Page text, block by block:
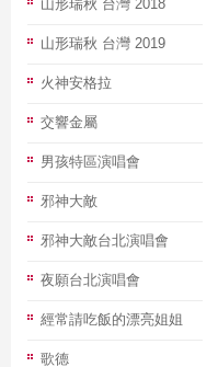
山形瑞秋 台灣 2018
山形瑞秋 台灣 2019
火神安格拉
交響金屬
男孩特區演唱會
邪神大敵
邪神大敵台北演唱會
夜願台北演唱會
經常請吃飯的漂亮姐姐
歌德